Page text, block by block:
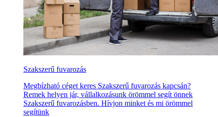
Szakszerű fuvarozás
Megbízható céget keres Szakszerű fuvarozás kapcsán?
Remek helyen jár, vállalkozásunk örömmel segít önnek
Szakszerű fuvarozásben. Hívjon minket és mi örömmel
segítünk